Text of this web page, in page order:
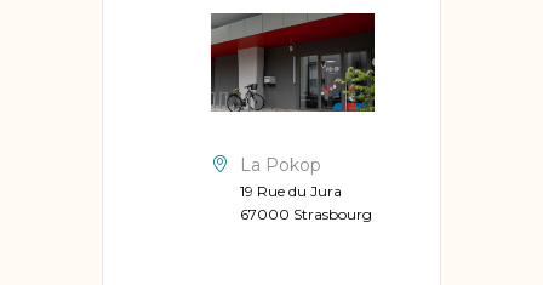
La Pokop
19 Rue du Jura
67000 Strasbourg